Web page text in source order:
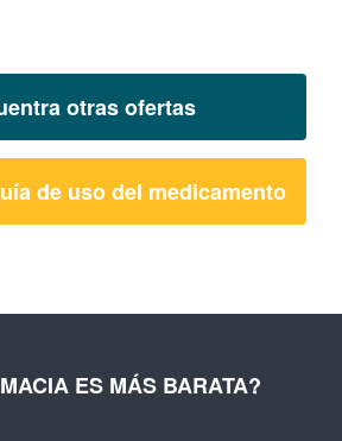
otras ofertas
de uso del medicamento
ES MÁS BARATA?